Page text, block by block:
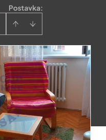
Postavka: